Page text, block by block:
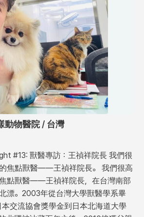
動物醫院 / 台灣
#13: 獸醫專訪：王禎祥院長 我們很
焦點獸醫——王禎祥院長。 我們很高
點獸醫——王禎祥院長，在台灣南部
漂。2003年從台灣大學獸醫學系畢
交流協會獎學金到日本北海道大學